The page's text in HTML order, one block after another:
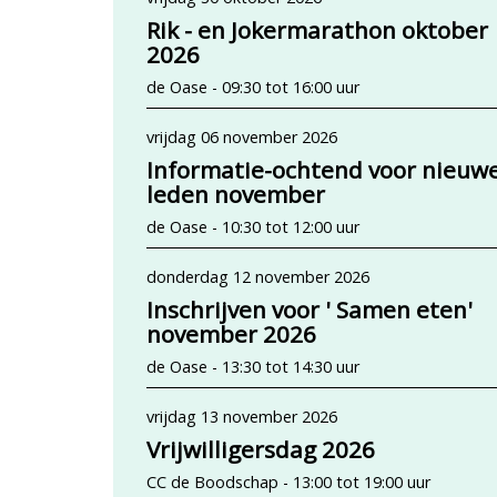
Rik - en Jokermarathon oktober
2026
de Oase - 09:30 tot 16:00 uur
vrijdag 06 november 2026
Informatie-ochtend voor
leden november
de Oase - 10:30 tot 12:00 uur
donderdag 12 november 2026
Inschrijven voor ' Samen eten'
november 2026
de Oase - 13:30 tot 14:30 uur
vrijdag 13 november 2026
Vrijwilligersdag 2026
CC de Boodschap - 13:00 tot 19:00 uur